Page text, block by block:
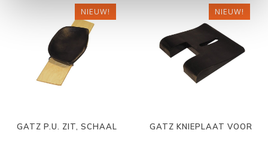
NIEUW!
GATZ P.U. ZIT, SCHAAL
NIEUW!
GATZ KNIEPLAAT VOOR